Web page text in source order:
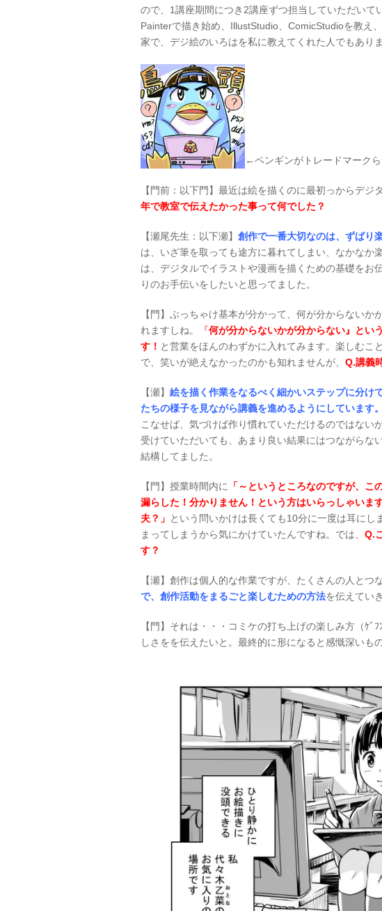
ので、1講座期間につき2講座ずつ担当していただい
Painterで描き始め、IllustStudio、ComicStudioを教え
家で、デジ絵のいろはを私に教えてくれた人でもありま
←ペンギンがトレードマーク
【門前：以下門】最近は絵を描くのに最初っからデジ
年で教室で伝えたかった事って何でした？
【瀬尾先生：以下瀬】 創作で一番大切なのは、ずばり
は、いざ筆を取っても途方に暮れてしまい、なかなか
は、デジタルでイラストや漫画を描くための基礎をお
りのお手伝いをしたいと思ってました。
【門】ぶっちゃけ基本が分かって、何が分からない
れますしね。
『何が分からないかが分からない』とい
す！ と営業をほんのわずかに入れてみます。楽しむこ
で、笑いが絶えなかったのかも知れませんが、 Q.講義
【瀬】 絵を描く作業をなるべく細かいステップに分け
たちの様子を見ながら講義を進めるようにしています。
こなせば、気づけば作り慣れていただけるのではない
受けていただいても、あまり良い結果にはつながらな
結構してました。
【門】授業時間内に
「～というところなのですが、
漏らした！分かりません！という方はいらっしゃいま
夫？」 という問いかけは長くても10分に一度は耳に
まってしまうから気にかけていたんですね。では、 Q.
す？
【瀬】創作は個人的な作業ですが、たくさんの人とつ
で、創作活動をまるごと楽しむための方法を伝えてい
【門】それは・・・コミケの打ち上げの楽しみ方（ｹ
しさをを伝えたいと。最終的に形になると感慨深いも